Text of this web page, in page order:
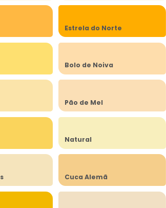
Estrela do Norte
Bolo de Noiva
Pão de Mel
Natural
Cuca Alemã